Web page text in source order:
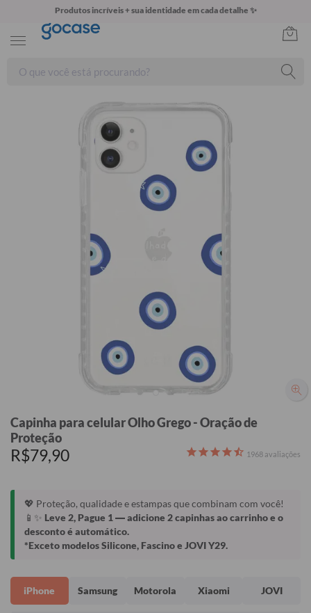
Produtos incríveis + sua identidade em cada detalhe ✨
Capinha para celular Olho Grego - Oração de
Proteção
R$79,90 1968 avaliações
💖 Proteção, qualidade e estampas que combinam com você!
📱✨ Leve 2, Pague 1— adicione 2 capinhas ao carrinho e o
desconto é automático.
*Exceto modelos Silicone, Fascino e JOVI Y29.
iPhone Samsung Motorola Xiaomi JOVI